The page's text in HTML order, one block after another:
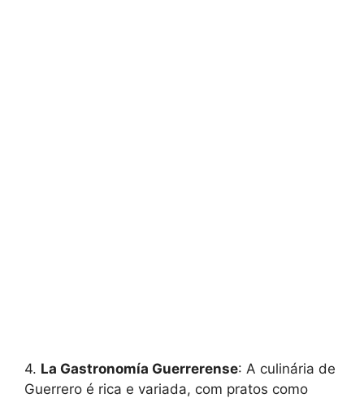
4. La Gastronomía Guerrerense: A culinária de
Guerrero é rica e variada, com pratos como